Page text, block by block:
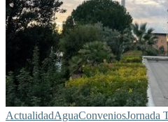
ActualidadAguaConveniosJornada